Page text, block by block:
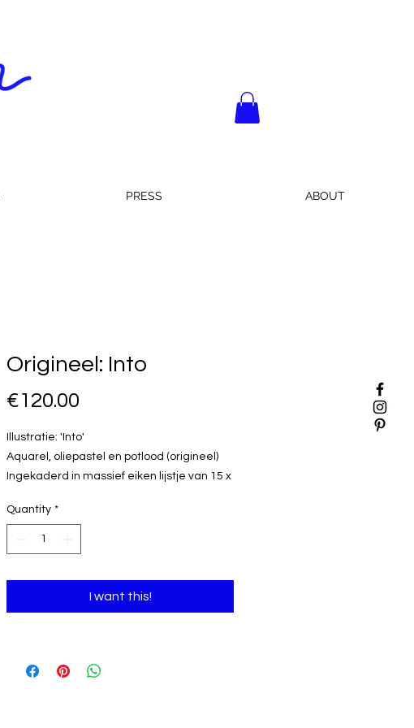
PRESS ABOUT
Origineel: Into
€120.00
Illustratie: 'Into'
Aquarel, oliepastel en potlood (origineel)
Ingekaderd in massief eiken lijstje van 15 x
Gesigneerd
Klein exemplaar dus verzending mogelijk.
Quantity *
I want this!